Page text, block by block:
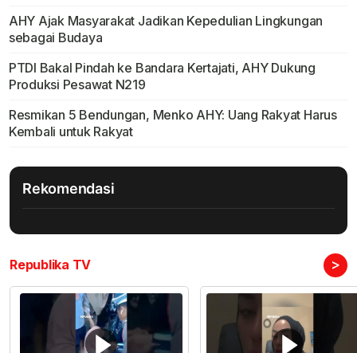
AHY Ajak Masyarakat Jadikan Kepedulian Lingkungan
sebagai Budaya
PTDI Bakal Pindah ke Bandara Kertajati, AHY Dukung
Produksi Pesawat N219
Resmikan 5 Bendungan, Menko AHY: Uang Rakyat Harus
Kembali untuk Rakyat
Rekomendasi
Republika TV >